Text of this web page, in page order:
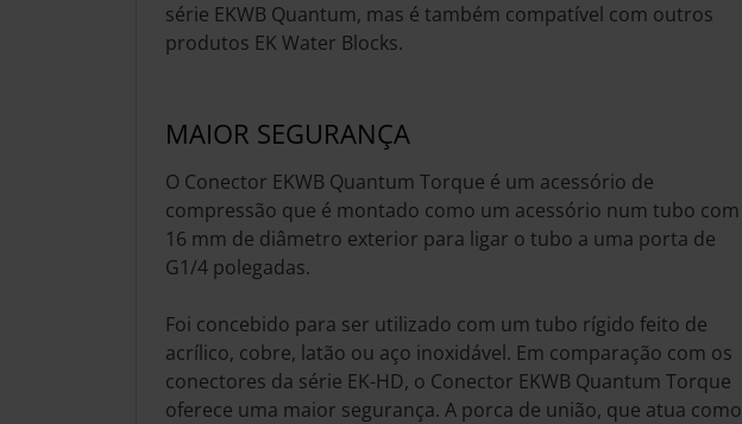
série EKWB Quantum, mas é também compatível com outros
produtos EK Water Blocks.
MAIOR SEGURANÇA
O Conector EKWB Quantum Torque é um acessório de
compressão que é montado como um acessório num tubo com
16 mm de diâmetro exterior para ligar o tubo a uma porta de
G1/4 polegadas.
Foi concebido para ser utilizado com um tubo rígido feito de
acrílico, cobre, latão ou aço inoxidável. Em comparação com os
conectores da série EK-HD, o Conector EKWB Quantum Torque
oferece uma maior segurança. A porca de união, que atua como